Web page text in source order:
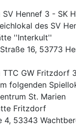
Hennef 3 - SK
des SV
''Interkult''
16, 53773
TTC GW Fritzdorf
folgenden
St. Marien
Fritzdorf
4, 53343